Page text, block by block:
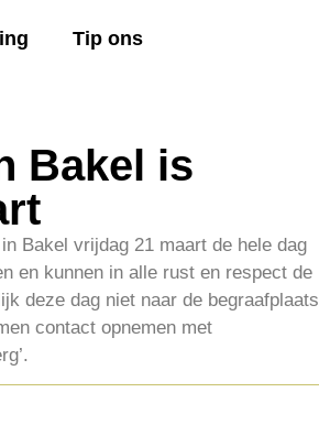
Tip ons
Bakel is
Bakel vrijdag 21 maart de hele dag
en kunnen in alle rust en respect de
deze dag niet naar de begraafplaats
contact opnemen met